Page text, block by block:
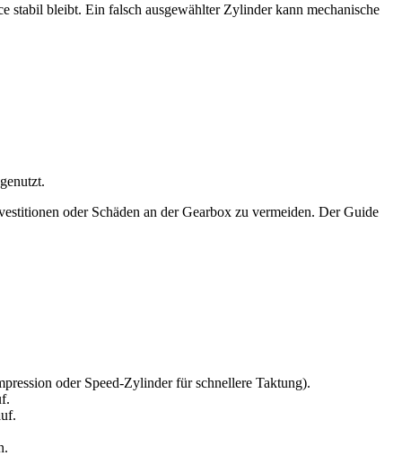
stabil bleibt. Ein falsch ausgewählter Zylinder kann mechanische
oder Schäden an der Gearbox zu vermeiden. Der Guide
oder Speed-Zylinder für schnellere Taktung).